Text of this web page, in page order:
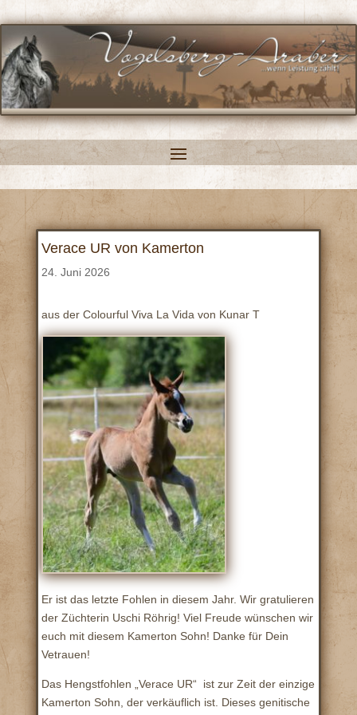
Verace UR von Kamerton
24. Juni 2026
aus der Colourful Viva La Vida von Kunar T
Er ist das letzte Fohlen in diesem Jahr. Wir gratulieren
der Züchterin Uschi Röhrig! Viel Freude wünschen wir
euch mit diesem Kamerton Sohn! Danke für Dein
Vetrauen!
Das Hengstfohlen „Verace UR“ ist zur Zeit der einzige
Kamerton Sohn, der verkäuflich ist. Dieses genitische